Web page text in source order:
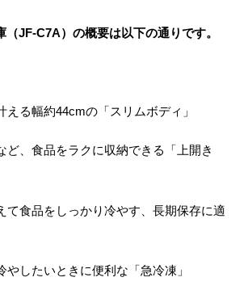
JF-C7A）の概要は以下の通りです。
る幅約44cmの「スリムボディ」
、食品をラクに収納できる「上開き
食品をしっかり冷やす、長期保存に適
したいときに便利な「急冷凍」